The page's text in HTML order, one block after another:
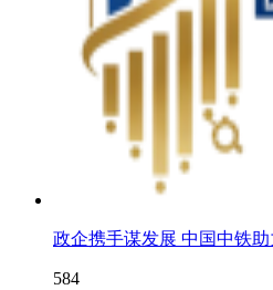
政企携手谋发展 中国中铁
584